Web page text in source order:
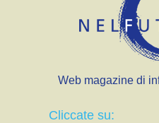
Web magazine di
Cliccate su: